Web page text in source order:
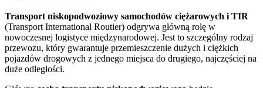
Transport niskopodwoziowy samochodów ciężarowych i TIR
(Transport International Routier) odgrywa główną rolę w
nowoczesnej logistyce międzynarodowej. Jest to szczególny rodzaj
przewozu, który gwarantuje przemieszczenie dużych i ciężkich
pojazdów drogowych z jednego miejsca do drugiego, najczęściej na
duże odległości.